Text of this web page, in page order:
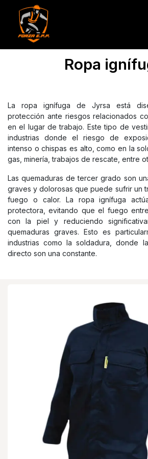
Ropa
La ropa ignífuga de Jyrsa está
protección ante riesgos relacionados
en el lugar de trabajo. Este tipo de
industrias donde el riesgo de
intenso o chispas es alto, como en la
gas, minería, trabajos de rescate, entre
Las quemaduras de tercer grado son
graves y dolorosas que puede sufrir un
fuego o calor. La ropa ignífuga
protectora, evitando que el fuego
con la piel y reduciendo
quemaduras graves. Esto es
industrias como la soldadura, donde
directo son una constante.